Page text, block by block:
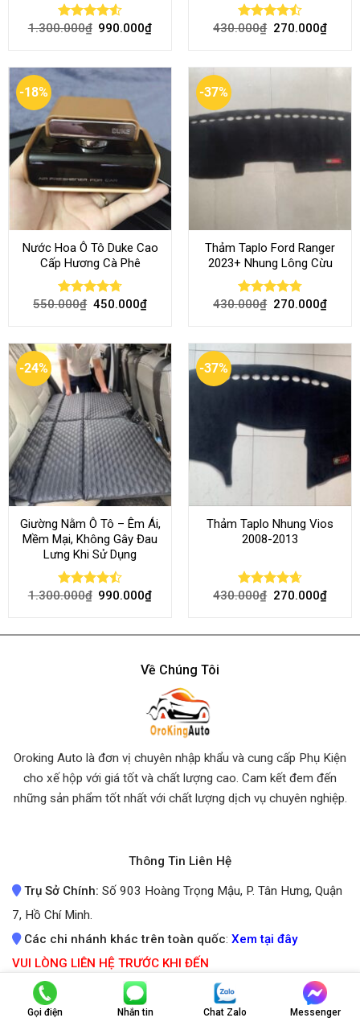
Rated 4.54
1.300.000₫ 990.000₫
Rated
430.000₫ 270.000₫
-18%
Nước Hoa Ô Tô Duke Cao
Cấp Hương Cà Phê
Rated4.70
550.000₫ 450.000₫
-37%
Thảm Taplo Ford Ranger
2023+ Nhung Lông Cừu
Rated 4.80
430.000₫ 270.000₫
-24%
Giường Nằm Ô Tô – Êm Ái,
Mềm Mại, Không Gây Đau
Lưng Khi Sử Dụng
Rated
1.300.000₫ 990.000₫
-37%
Thảm Taplo Nhung Vios
2008-2013
Rated 4.64
430.000₫ 270.000₫
Về Chúng Tôi
Oroking Auto là đơn vị chuyên nhập khẩu và cung cấp Phụ Kiện
cho xế hộp với giá tốt và chất lượng cao. Cam kết đem đến
những sản phẩm tốt nhất với chất lượng dịch vụ chuyên nghiệp.
Thông Tin Liên Hệ
Trụ Sở Chính: Số 903 Hoàng Trọng Mậu, P. Tân Hưng, Quận
7, Hồ Chí Minh.
Các chi nhánh khác trên toàn quốc: Xem tại đây
VUI LÒNG LIÊN HỆ TRƯỚC KHI ĐẾN
ĐỂ ĐƯỢC PHỤC VỤ TỐT NHẤT
Giờ mở cửa:
Từ 8:00 - 17:00 hằng ngày
Gọi điện Nhắn tin Chat Zalo Messenger